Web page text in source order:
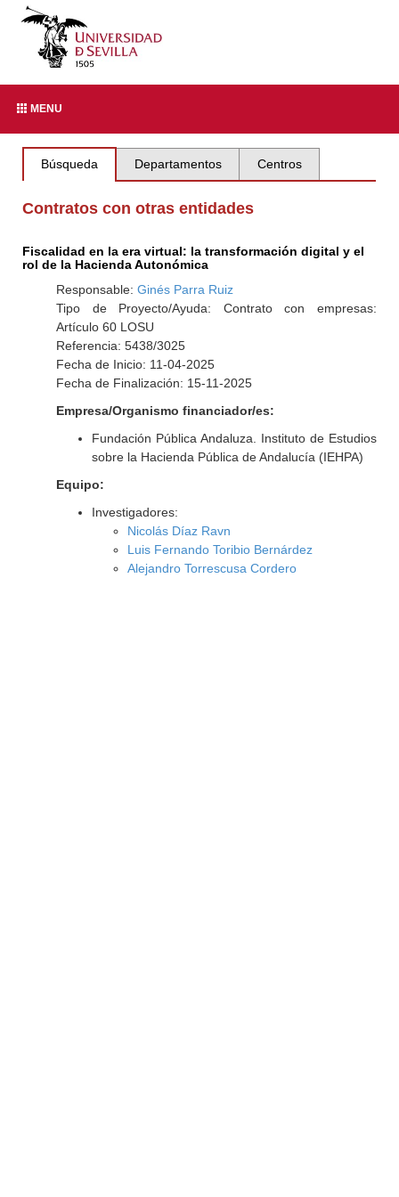
MENU
Búsqueda Departamentos Centros
Contratos con otras entidades
Fiscalidad en la era virtual: la transformación digital y el
rol de la Hacienda Autonómica
Responsable: Ginés Parra Ruiz
Tipo de Proyecto/Ayuda: Contrato con empresas:
Artículo 60 LOSU
Referencia: 5438/3025
Fecha de Inicio: 11-04-2025
Fecha de Finalización: 15-11-2025
Empresa/Organismo financiador/es:
Fundación Pública Andaluza. Instituto de Estudios
sobre la Hacienda Pública de Andalucía (IEHPA)
Equipo:
Investigadores:
Nicolás Díaz Ravn
Luis Fernando Toribio Bernárdez
Alejandro Torrescusa Cordero